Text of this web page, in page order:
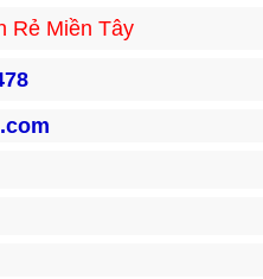
Rẻ Miền Tây